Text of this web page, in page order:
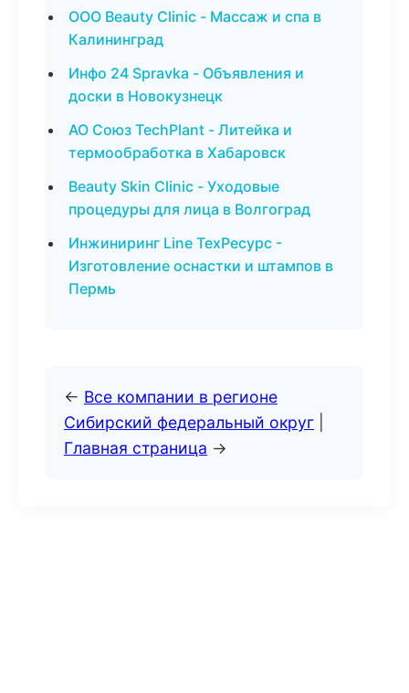
ООО Beauty Clinic - Массаж и спа в
Калининград
Инфо 24 Spravka - Объявления и
доски в Новокузнецк
АО Союз TechPlant - Литейка и
термообработка в Хабаровск
Beauty Skin Clinic - Уходовые
процедуры для лица в Волгоград
Инжиниринг Line ТехРесурс -
Изготовление оснастки и штампов в
Пермь
← Все компании в регионе
Сибирский федеральный округ
Главная страница →